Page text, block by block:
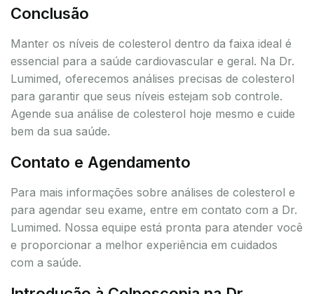
Conclusão
Manter os níveis de colesterol dentro da faixa ideal é
essencial para a saúde cardiovascular e geral. Na Dr.
Lumimed, oferecemos análises precisas de colesterol
para garantir que seus níveis estejam sob controle.
Agende sua análise de colesterol hoje mesmo e cuide
bem da sua saúde.
Contato e Agendamento
Para mais informações sobre análises de colesterol e
para agendar seu exame, entre em contato com a Dr.
Lumimed. Nossa equipe está pronta para atender você
e proporcionar a melhor experiência em cuidados
com a saúde.